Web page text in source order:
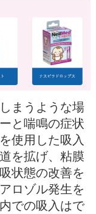
まうような場
と喘鳴の症状
使用した吸入
を拡げ、粘膜
状態の改善を
ロゾル発生を
での吸入はで